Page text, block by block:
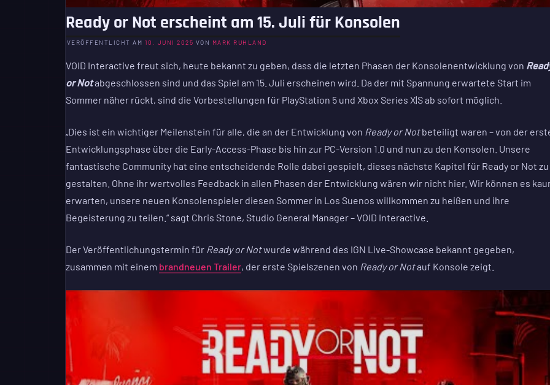
Ready or Not erscheint am 15. Juli für Konsolen
VERÖFFENTLICHT AM 10. JUNI 2025 VON MARK RUHLAND
VOID Interactive freut sich, heute bekannt zu geben, dass die letzten Phasen der Konsolenentwicklung von
or Notabgeschlossen sind und das Spiel am 15. Juli erscheinen wird. Da der mit Spannung erwartete Start im
Sommer näher rückt, sind die Vorbestellungen für PlayStation 5 und Xbox Series X|S ab sofort möglich.
„Dies ist ein wichtiger Meilenstein für alle, die an der Entwicklung von Ready or Notbeteiligt waren – von der
Entwicklungsphase über die Early-Access-Phase bis hin zur PC-Version 1.0 und nun zu den Konsolen. Unsere
fantastische Community hat eine entscheidende Rolle dabei gespielt, dieses nächste Kapitel für Ready or Not zu
gestalten. Ohne ihr wertvolles Feedback in allen Phasen der Entwicklung wären wir nicht hier. Wir können es
erwarten, unsere neuen Konsolenspieler diesen Sommer in Los Suenos willkommen zu heißen und ihre
Begeisterung zu teilen.“ sagt Chris Stone, Studio General Manager – VOID Interactive.
Der Veröffentlichungstermin für Ready or Notwurde während des IGN Live-Showcase bekannt gegeben,
zusammen mit einem brandneuen Trailer, der erste Spielszenen von Ready or Notauf Konsole zeigt.